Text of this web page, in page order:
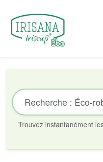
Trouvez instantanément